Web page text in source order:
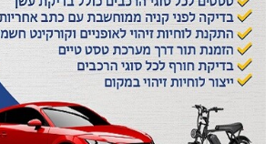
מנהלת אשכול גנים כפר ורדים: אורלי גלברט